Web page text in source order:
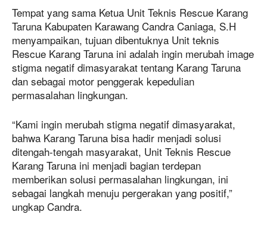
Tempat yang sama Ketua Unit Teknis Rescue Karang
Taruna Kabupaten Karawang Candra Caniaga, S.H
menyampaikan, tujuan dibentuknya Unit teknis
Rescue Karang Taruna ini adalah ingin merubah image
stigma negatif dimasyarakat tentang Karang Taruna
dan sebagai motor penggerak kepedulian
permasalahan lingkungan.
“Kami ingin merubah stigma negatif dimasyarakat,
bahwa Karang Taruna bisa hadir menjadi solusi
ditengah-tengah masyarakat, Unit Teknis Rescue
Karang Taruna ini menjadi bagian terdepan
memberikan solusi permasalahan lingkungan, ini
sebagai langkah menuju pergerakan yang positif,”
ungkap Candra.